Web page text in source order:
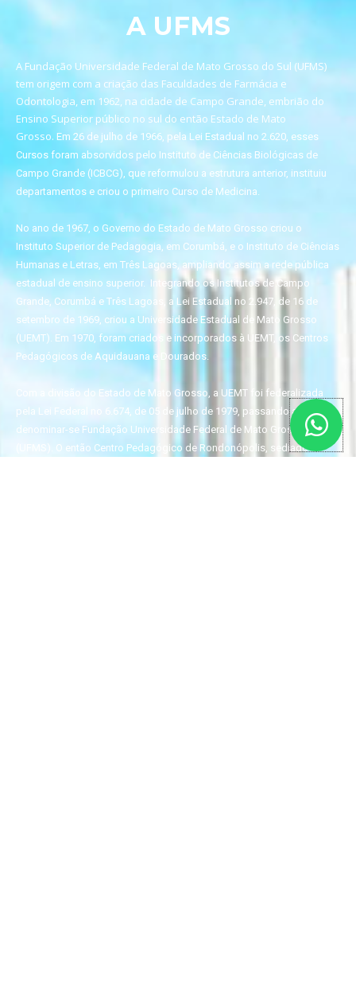
A UFMS
A Fundação Universidade Federal de Mato Grosso do Sul (UFMS)
tem origem com a criação das Faculdades de Farmácia e
Odontologia, em 1962, na cidade de Campo Grande, embrião do
Ensino Superior público no sul do então Estado de Mato
Grosso. Em 26 de julho de 1966, pela Lei Estadual no 2.620, esses
Cursos foram absorvidos pelo Instituto de Ciências Biológicas de
Campo Grande (ICBCG), que reformulou a estrutura anterior, instituiu
departamentos e criou o primeiro Curso de Medicina.
No ano de 1967, o Governo do Estado de Mato Grosso criou o
Instituto Superior de Pedagogia, em Corumbá, e o Instituto de Ciências
Humanas e Letras, em Três Lagoas, ampliando assim a rede pública
estadual de ensino superior. Integrando os Institutos de Campo
Grande, Corumbá e Três Lagoas, a Lei Estadual no 2.947, de 16 de
setembro de 1969, criou a Universidade Estadual de Mato Grosso
(UEMT). Em 1970, foram criados e incorporados à UEMT, os Centros
Pedagógicos de Aquidauana e Dourados.
Com a divisão do Estado de Mato Grosso, a UEMT foi federalizada
pela Lei Federal no 6.674, de 05 de julho de 1979, passando a
denominar-se Fundação Universidade Federal de Mato Grosso do Sul
(UFMS). O então Centro Pedagógico de Rondonópolis, sediado